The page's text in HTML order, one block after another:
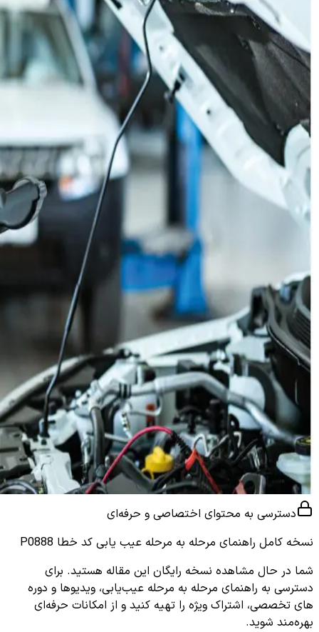
دسترسی به محتوای اختصاصی و حرفه‌ای
نسخه کامل راهنمای مرحله به مرحله عیب یابی کد خطا P0888
شما در حال مشاهده نسخه رایگان این مقاله هستید. برای
دسترسی به راهنمای مرحله به مرحله عیب‌یابی، ویدیوها و دوره
های تخصصی، اشتراک ویژه را تهیه کنید و از امکانات حرفه‌ای
بهره‌مند شوید.